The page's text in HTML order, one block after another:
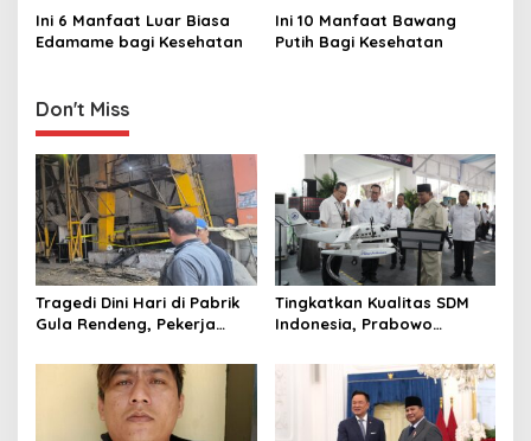
o
Meningkatkan Kesehatan
Kulit
Kesehatan
Ini 6 Manfaat Luar Biasa
Edamame bagi Kesehatan ‎
Ini 10 Manfaat Bawang
Putih Bagi Kesehatan ‎
Don't Miss
Tragedi Dini Hari di Pabrik
Gula Rendeng, Pekerja
Pengangkat Tebu
Tingkatkan Kualitas SDM
Indonesia, Prabowo
hingga Undang Universitas
Terbaik Dunia